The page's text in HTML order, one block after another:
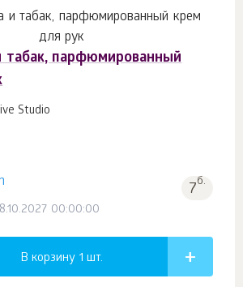
табак, парфюмированный
Studio
7б.
00:00:00
В корзину 1 шт.